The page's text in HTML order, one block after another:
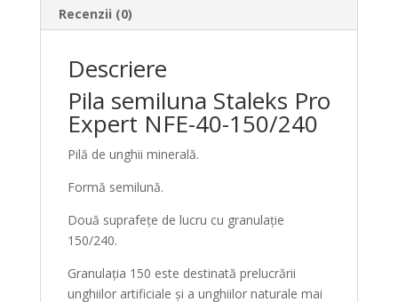
Recenzii (0)
Descriere
Pila semiluna Staleks Pro
Expert NFE-40-150/240
Pilă de unghii minerală.
Formă semilună.
Două suprafețe de lucru cu granulație
150/240.
Granulația 150 este destinată prelucrării
unghiilor artificiale și a unghiilor naturale mai